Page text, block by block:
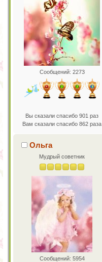
Сообщений: 2273
Вы сказали спасибо 901 раз
Вам сказали спасибо 862 раза
Ольга
Мудрый советник
Сообщений: 5954